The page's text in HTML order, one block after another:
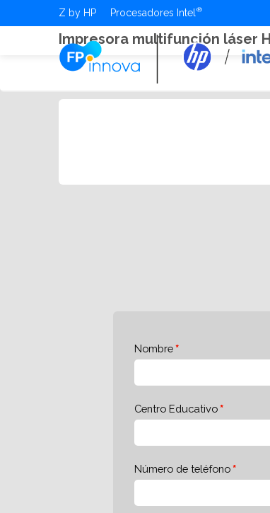
Z by HP Procesadores Intel
Impresora multifunción láser
Nombre
Centro Educativo
Número de teléfono